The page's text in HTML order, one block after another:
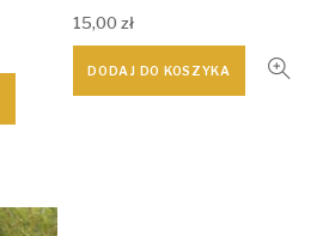
15,00 zł
DODAJ DO KOSZYKA